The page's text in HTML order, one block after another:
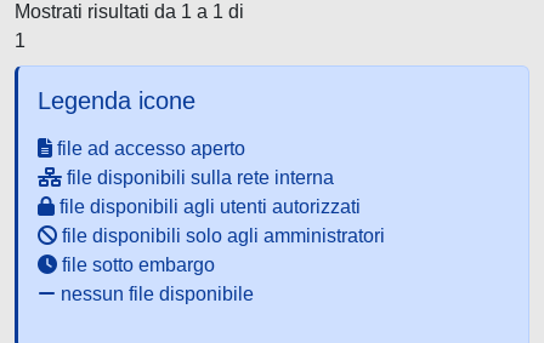
Mostrati risultati da 1 a 1 di
1
Legenda icone
file ad accesso aperto
file disponibili sulla rete interna
file disponibili agli utenti autorizzati
file disponibili solo agli amministratori
file sotto embargo
nessun file disponibile